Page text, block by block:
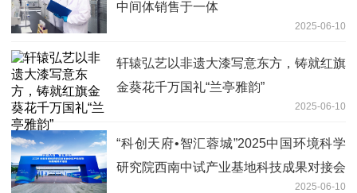
中间体销售于一体
2025-06-10
轩辕弘艺以非遗大漆写意东方，铸就红旗
金葵花千万国礼“兰亭雅韵”
2025-06-10
“科创天府•智汇蓉城”2025中国环境科学
研究院西南中试产业基地科技成果对接会
2025-06-10